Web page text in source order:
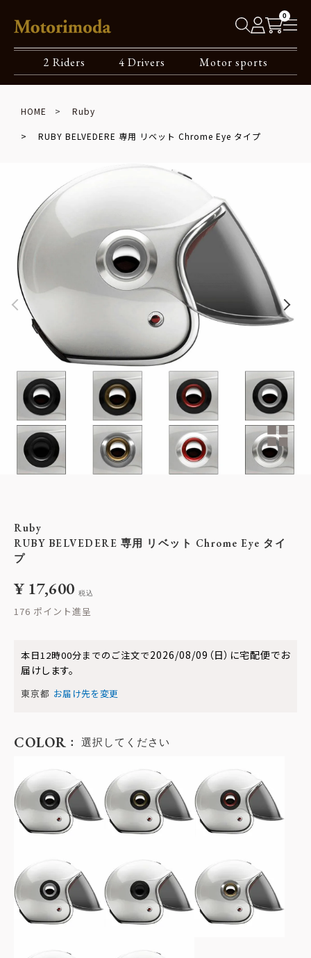
0
2 Riders 4 Drivers Motor sports
HOME Ruby
RUBY BELVEDERE 専用 リベット Chrome Eye タイプ
Ruby
RUBY BELVEDERE 専用 リベット Chrome Eye タイ
プ
¥ 17,600 税込
176
本日12時00分までのご注文で2026/08/09（日） に宅配便でお
届けします。
東京都 お届け先を変更
COLOR 選択してください